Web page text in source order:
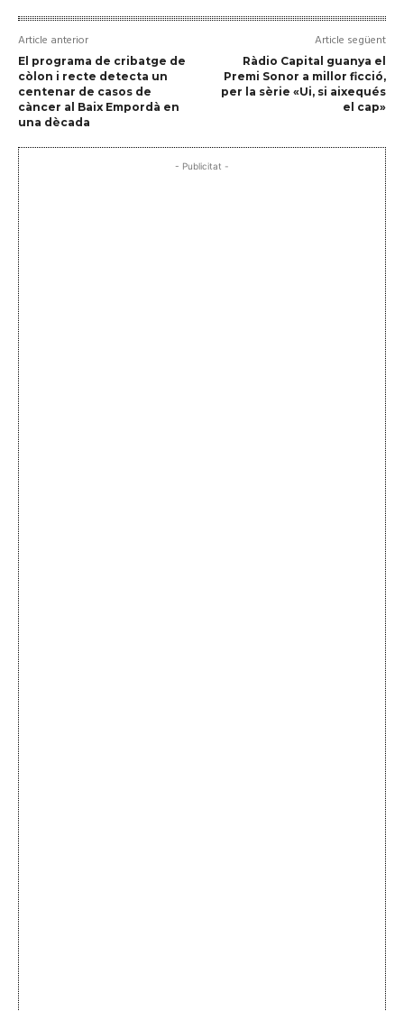
Article anterior
El programa de cribatge de
còlon i recte detecta un
centenar de casos de
càncer al Baix Empordà en
una dècada
Article següent
Ràdio Capital guanya el
Premi Sonor a millor ficció,
per la sèrie «Ui, si aixequés
el cap»
- Publicitat -